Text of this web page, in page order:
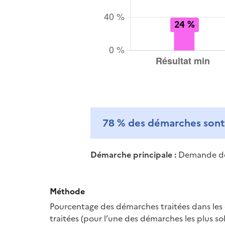
78 % des démarches
Démarche principale : Demande
Méthode
Pourcentage des démarches traitées dans
traitées (pour l’une des démarches les plus